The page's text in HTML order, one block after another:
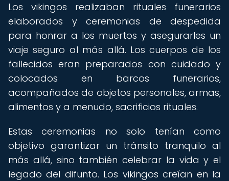
Los vikingos realizaban rituales funerarios
elaborados y ceremonias de despedida
para honrar a los muertos y asegurarles un
viaje seguro al más allá. Los cuerpos de los
fallecidos eran preparados con cuidado y
colocados en barcos funerarios,
acompañados de objetos personales, armas,
alimentos y a menudo, sacrificios rituales.
Estas ceremonias no solo tenían como
objetivo garantizar un tránsito tranquilo al
más allá, sino también celebrar la vida y el
legado del difunto. Los vikingos creían en la